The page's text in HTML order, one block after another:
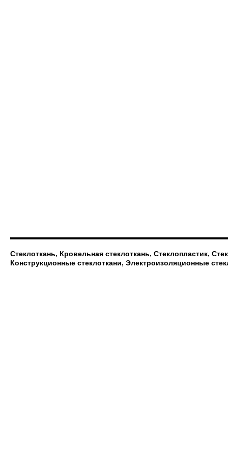
Стеклоткань, Кровельная стеклоткань, Стеклопластик,
Конструкционные стеклоткани, Электроизоляционные